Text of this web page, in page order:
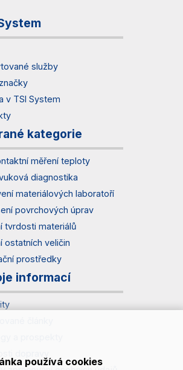
služby
v TSI System
kategorie
měření teploty
diagnostika
materiálových laboratoří
povrchových úprav
tvrdosti materiálů
ostatních veličin
prostředky
informací
používá cookies